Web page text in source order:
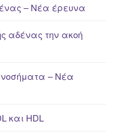
– Νέα έρευνα
αδένας την ακοή
– Νέα
και HDL